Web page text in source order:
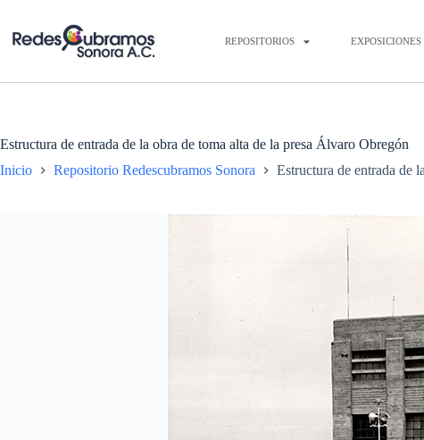
REPOSITORIOS EXPOSICIONES
Estructura de entrada de la obra de toma alta de la presa Álvaro Obregón
Inicio
Repositorio Redescubramos Sonora Estructura de entrada de